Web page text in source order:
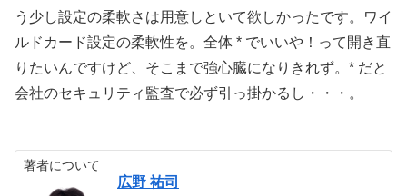
う少し設定の柔軟さは用意しといて欲しかったです。ワイ
ルドカード設定の柔軟性を。全体 * でいいや！って開き直
りたいんですけど、そこまで強心臓になりきれず。* だと
会社のセキュリティ監査で必ず引っ掛かるし・・・。
著者について
広野 祐司